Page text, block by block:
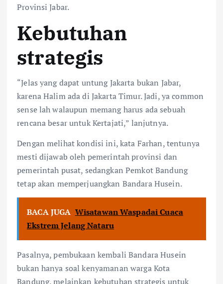
Provinsi Jabar.
Kebutuhan
strategis
“Jelas yang dapat untung Jakarta bukan Jabar,
karena Halim ada di Jakarta Timur. Jadi, ya common
sense lah walaupun memang harus ada sebuah
rencana besar untuk Kertajati,” lanjutnya.
Dengan melihat kondisi ini, kata Farhan, tentunya
mesti dijawab oleh pemerintah provinsi dan
pemerintah pusat, sedangkan Pemkot Bandung
tetap akan memperjuangkan Bandara Husein.
BACA JUGA Wisatawan Waspadai Cuaca
Ekstrem Jelang Nataru
Pasalnya, pembukaan kembali Bandara Husein
bukan hanya soal kenyamanan warga Kota
Bandung, melainkan kebutuhan strategis untuk